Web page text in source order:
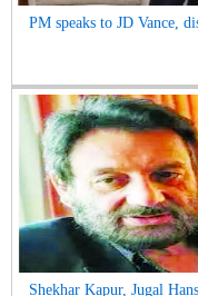
PM speaks to JD Vance,
Shekhar Kapur, Jugal